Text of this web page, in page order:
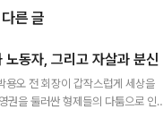
른 글
노동자, 그리고 자살과 분신
용오 전 회장이 갑작스럽게 세상을
권을 둘러싼 형제들의 다툼으로 인